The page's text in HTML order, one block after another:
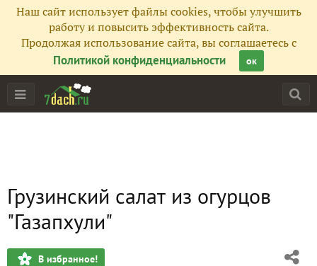
Наш сайт использует файлы cookies, чтобы улучшить
работу и повысить эффективность сайта.
Продолжая использование сайта, вы соглашаетесь с
Политикой конфиденциальности
ок
Грузинский салат из огурцов
"Газапхули"
В избранное!